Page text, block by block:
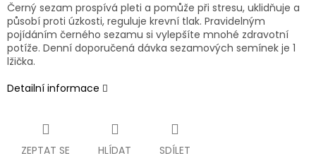
Černý sezam prospívá pleti a pomůže při stresu, uklidňuje a
působí proti úzkosti, reguluje krevní tlak. Pravidelným
pojídáním černého sezamu si vylepšíte mnohé zdravotní
potíže. Denní doporučená dávka sezamových semínek je 1
lžička.
Detailní informace
ZEPTAT SE HLÍDAT SDÍLET